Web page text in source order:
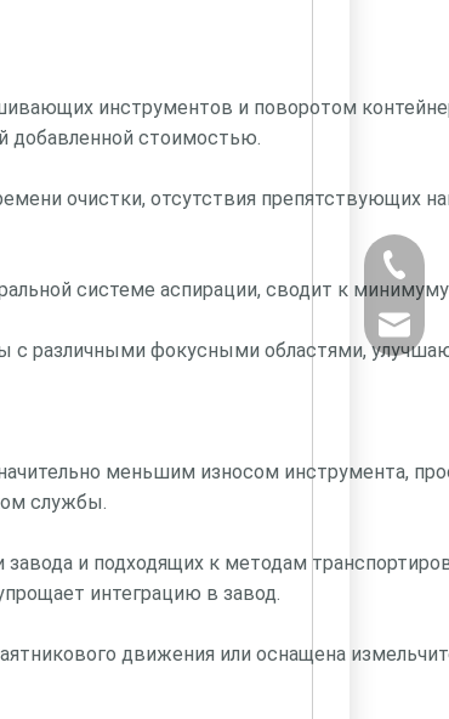
инструментов и поворотом
добавленной стоимостью.
очистки, отсутствия препятствующих
системе аспирации, сводит к
различными фокусными областями,
меньшим износом инструмента,
службы.
и подходящих к методам
интеграцию в завод.
движения или оснащена
+ 86-